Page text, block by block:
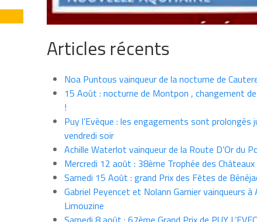
Articles récents
Noa Puntous vainqueur de la nocturne de
15 Août : nocturne de Montpon , changement
!
Puy l’Evèque : les engagements sont prolongés
vendredi soir
Achille Waterlot vainqueur de la Route D’Or du
Mercredi 12 août : 38ème Trophée des Châteaux
Samedi 15 Août : grand Prix des Fêtes de
Gabriel Peyencet et Nolann Garnier vainqueurs à
Limouzine